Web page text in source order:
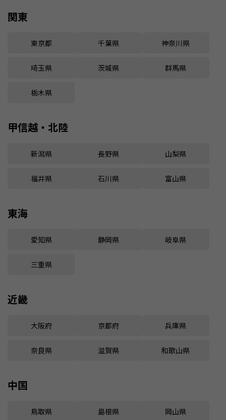
関東
東京都 千葉県 神奈川県
埼玉県 茨城県 群馬県
栃木県
甲信越・北陸
新潟県 長野県 山梨県
福井県 石川県 富山県
東海
愛知県 静岡県 岐阜県
三重県
近畿
大阪府 京都府 兵庫県
奈良県 滋賀県 和歌山県
中国
鳥取県 島根県 岡山県